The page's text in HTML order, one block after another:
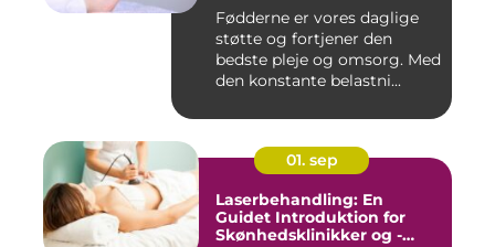
Fødderne er vores daglige
støtte og fortjener den
bedste pleje og omsorg. Med
den konstante belastni...
01. sep
Laserbehandling: En
Guidet Introduktion for
Skønhedsklinikker og -